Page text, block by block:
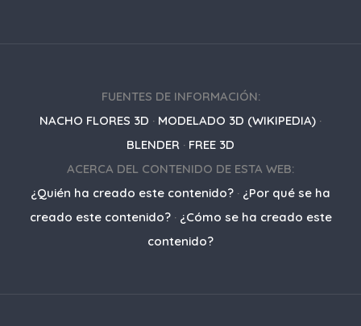
FUENTES DE INFORMACIÓN:
NACHO FLORES 3D · MODELADO 3D (WIKIPEDIA) ·
BLENDER · FREE 3D
ACERCA DEL CONTENIDO DE ESTA WEB:
¿Quién ha creado este contenido? · ¿Por qué se ha
creado este contenido?· ¿Cómo se ha creado este
contenido?